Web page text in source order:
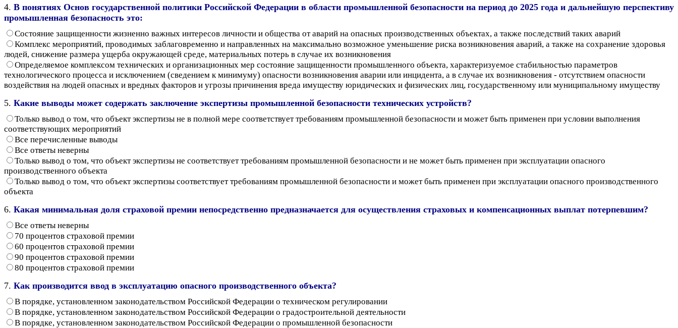
4. В понятиях Основ государственной политики Российской Федерации в области промышленной безопасности на период до 2025 года и дальнейшую перспективу
промышленная безопасность это:
Состояние защищенности жизненно важных интересов личности и общества от аварий на опасных производственных объектах, а также последствий таких аварий
Комплекс мероприятий, проводимых заблаговременно и направленных на максимально возможное уменьшение риска возникновения аварий, а также на сохранение здоровья
людей, снижение размера ущерба окружающей среде, материальных потерь в случае их возникновения
Определяемое комплексом технических и организационных мер состояние защищенности промышленного объекта, характеризуемое стабильностью параметров
технологического процесса и исключением (сведением к минимуму) опасности возникновения аварии или инцидента, а в случае их возникновения - отсутствием опасности
воздействия на людей опасных и вредных факторов и угрозы причинения вреда имуществу юридических и физических лиц, государственному или муниципальному имуществу
5. Какие выводы может содержать заключение экспертизы промышленной безопасности технических устройств?
Только вывод о том, что объект экспертизы не в полной мере соответствует требованиям промышленной безопасности и может быть применен при условии выполнения
соответствующих мероприятий
Все перечисленные выводы
Все ответы неверны
Только вывод о том, что объект экспертизы не соответствует требованиям промышленной безопасности и не может быть применен при эксплуатации опасного
производственного объекта
Только вывод о том, что объект экспертизы соответствует требованиям промышленной безопасности и может быть применен при эксплуатации опасного производственного
объекта
6. Какая минимальная доля страховой премии непосредственно предназначается для осуществления страховых и компенсационных выплат потерпевшим?
Все ответы неверны
70 процентов страховой премии
60 процентов страховой премии
90 процентов страховой премии
80 процентов страховой премии
7. Как производится ввод в эксплуатацию опасного производственного объекта?
В порядке, установленном законодательством Российской Федерации о техническом регулировании
В порядке, установленном законодательством Российской Федерации о градостроительной деятельности
В порядке, установленном законодательством Российской Федерации о промышленной безопасности